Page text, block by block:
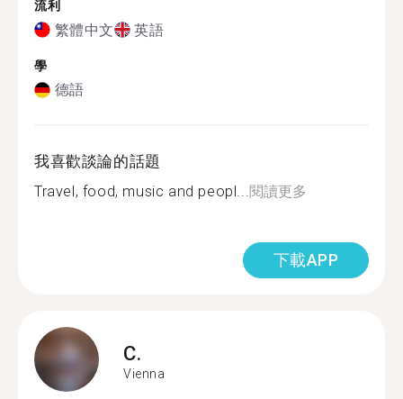
流利
繁體中文 英語
學
德語
我喜歡談論的話題
Travel, food, music and peopl...閱讀更多
下載APP
C.
Vienna